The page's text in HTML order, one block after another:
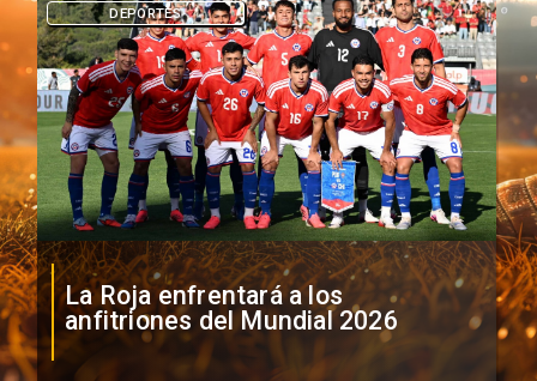
La Roja enfrentará a los
anfitriones del Mundial 2026
DEPORTES